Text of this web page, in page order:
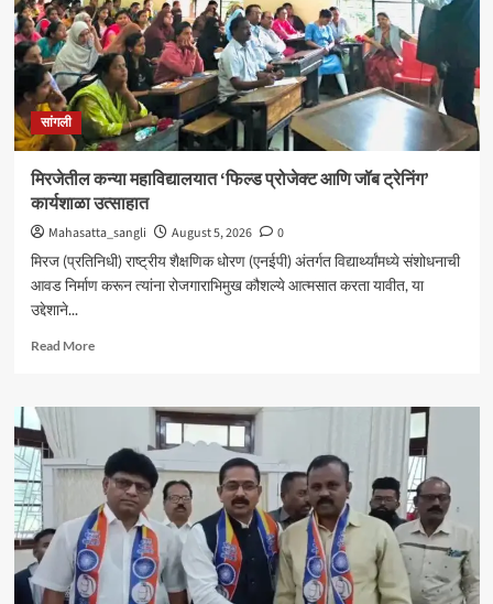
सांगली
मिरजेतील कन्या महाविद्यालयात ‘फिल्ड प्रोजेक्ट आणि जॉब ट्रेनिंग’
कार्यशाळा उत्साहात
Mahasatta_sangli August 5, 2026
0
मिरज (प्रतिनिधी) राष्ट्रीय शैक्षणिक धोरण (एनईपी) अंतर्गत विद्यार्थ्यांमध्ये संशोधनाची
आवड निर्माण करून त्यांना रोजगाराभिमुख कौशल्ये आत्मसात करता यावीत, या
उद्देशाने...
Read MoreRead
मिरजेतील
महाविद्यालयात
‘फिल्ड
प्रोजेक्ट
आणि
जॉब
ट्रेनिंग’
कार्यशाळा
उत्साहात